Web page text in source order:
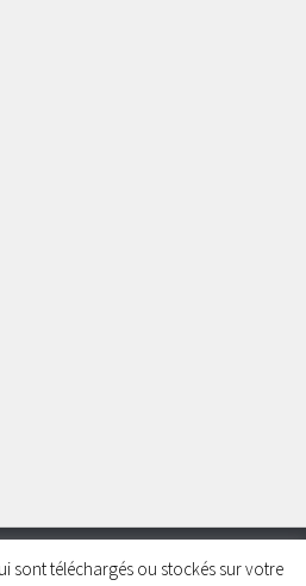
sont téléchargés ou stockés sur votre